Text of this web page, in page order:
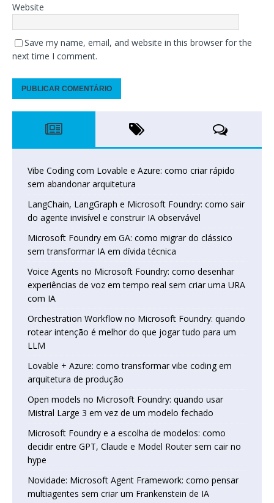
Website
Save my name, email, and website in this browser for the
next time I comment.
Vibe Coding com Lovable e Azure: como criar rápido
sem abandonar arquitetura
LangChain, LangGraph e Microsoft Foundry: como sair
do agente invisível e construir IA observável
Microsoft Foundry em GA: como migrar do clássico
sem transformar IA em dívida técnica
Voice Agents no Microsoft Foundry: como desenhar
experiências de voz em tempo real sem criar uma URA
com IA
Orchestration Workflow no Microsoft Foundry: quando
rotear intenção é melhor do que jogar tudo para um
LLM
Lovable + Azure: como transformar vibe coding em
arquitetura de produção
Open models no Microsoft Foundry: quando usar
Mistral Large 3 em vez de um modelo fechado
Microsoft Foundry e a escolha de modelos: como
decidir entre GPT, Claude e Model Router sem cair no
hype
Novidade: Microsoft Agent Framework: como pensar
multiagentes sem criar um Frankenstein de IA